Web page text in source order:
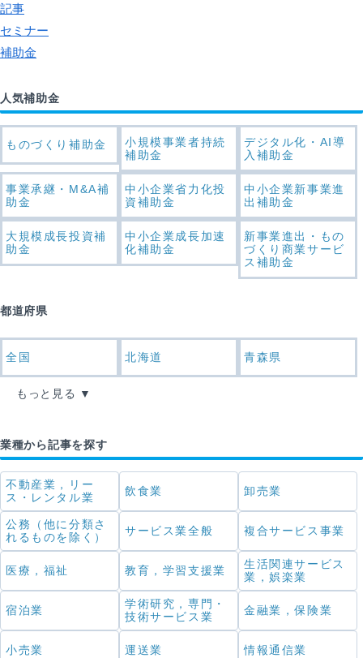
記事
セミナー
補助金
人気補助金
ものづくり補助金
小規模事業者持続
補助金
デジタル化・AI導
入補助金
事業承継・M&A補
助金
中小企業省力化投
資補助金
中小企業新事業進
出補助金
大規模成長投資補
助金
中小企業成長加速
化補助金
新事業進出・もの
づくり商業サービ
ス補助金
都道府県
全国 北海道 青森県
もっと見る
業種から記事を探す
不動産業，リー
ス・レンタル業
飲食業 卸売業
公務（他に分類さ
れるものを除く）
サービス業全般 複合サービス事業
医療，福祉 教育，学習支援業
生活関連サービス
業，娯楽業
宿泊業
学術研究，専門・
技術サービス業
金融業，保険業
小売業 運送業 情報通信業